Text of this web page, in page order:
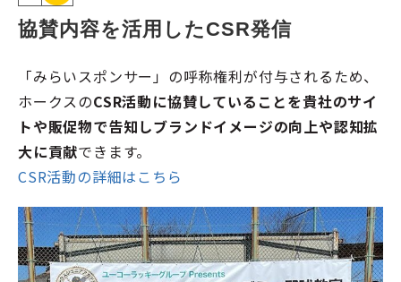
協賛内容を活用したCSR発信
「みらいスポンサー」の呼称権利が付与されるため、
ホークスのCSR活動に協賛していることを貴社のサイ
トや販促物で告知しブランドイメージの向上や認知拡
大に貢献できます。
CSR活動の詳細はこちら